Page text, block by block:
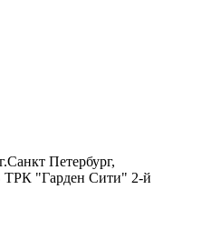
Петербург,
ТРК "Гарден Сити" 2-й